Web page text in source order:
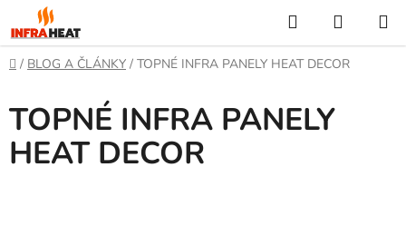
na
obsah
Hledat
KOŠÍK
Domů
/ BLOG A ČLÁNKY / TOPNÉ INFRA PANELY HEAT DECOR
TOPNÉ INFRA PANELY
HEAT DECOR